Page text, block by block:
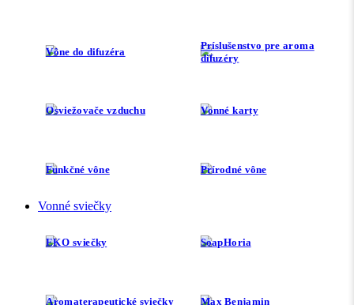
Vône do difuzéra
Príslušenstvo pre aroma
difuzéry
Osviežovače vzduchu Vonné karty
Funkčné vône Prírodné vône
Vonné sviečky
EKO sviečky SoapHoria
Aromaterapeutické sviečky Max Benjamin